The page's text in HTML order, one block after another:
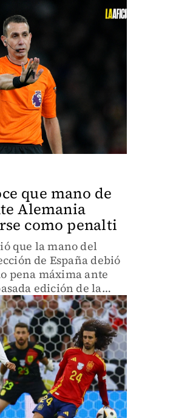
que mano de
Alemania
como penalti
que la mano del
de España debió
pena máxima ante
edición de la